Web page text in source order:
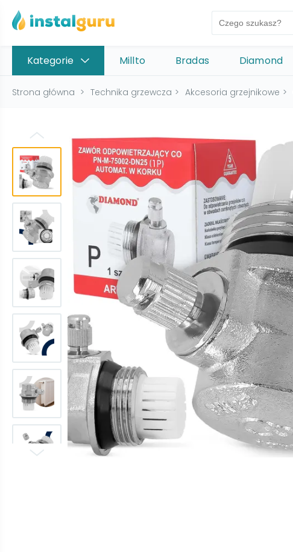
Kategorie Millto Bradas Diamond
Strona główna > Technika grzewcza > Akcesoria grzejnikowe >